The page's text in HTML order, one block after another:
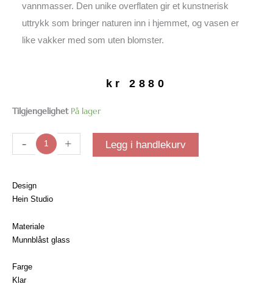
vannmasser. Den unike overflaten gir et kunstnerisk
uttrykk som bringer naturen inn i hjemmet, og vasen er
like vakker med som uten blomster.
kr 2880
Tilgjengelighet På lager
-
Canyon
+ Legg i handlekurv
Design
Hein Studio
Materiale
Munnblåst glass
Farge
Klar